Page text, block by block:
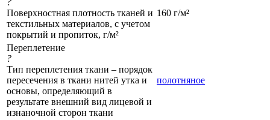
?
Поверхностная плотность тканей и
текстильных материалов, с учетом
покрытий и пропиток, г/м²
160 г/м²
Переплетение
?
Тип переплетения ткани – порядок
пересечения в ткани нитей утка и
основы, определяющий в
результате внешний вид лицевой и
изнаночной сторон ткани
полотняное